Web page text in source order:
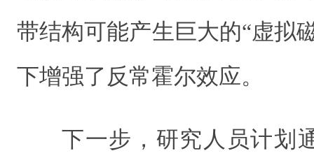
带结构可能产生巨大的“虚拟
下增强了反常霍尔效应。
下一步，研究人员计划